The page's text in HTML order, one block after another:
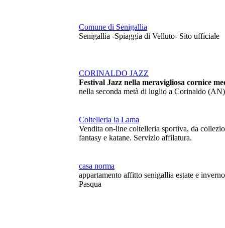
Comune di Senigallia
Senigallia -Spiaggia di Velluto- Sito ufficiale
CORINALDO JAZZ
Festival Jazz nella meravigliosa cornice
nella seconda metà di luglio a Corinaldo (AN)
Coltelleria la Lama
Vendita on-line coltelleria sportiva, da
fantasy e katane. Servizio affilatura.
casa norma
appartamento affitto senigallia estate e
Pasqua